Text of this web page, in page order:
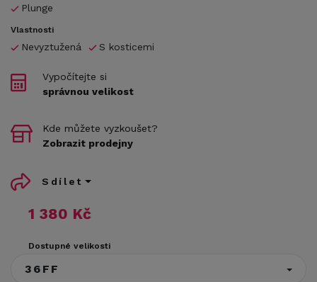
Plunge
Vlastnosti
Nevyztužená S kosticemi
1 380 Kč
Dostupné velikosti
36FF
Vypočítejte si
správnou velikost
Kde můžete vyzkoušet?
Zobrazit prodejny
Sdílet